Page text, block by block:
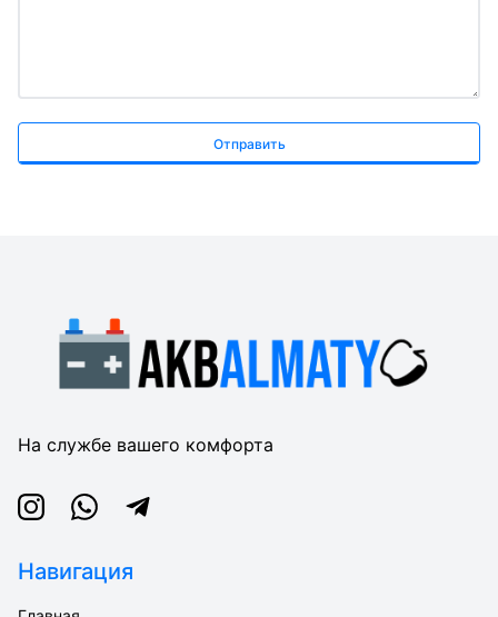
Отправить
На службе вашего комфорта
InstagramWhatsappTelegram
Навигация